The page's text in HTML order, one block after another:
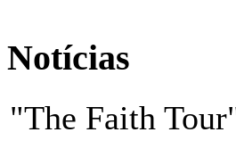
Notícias
"The Faith